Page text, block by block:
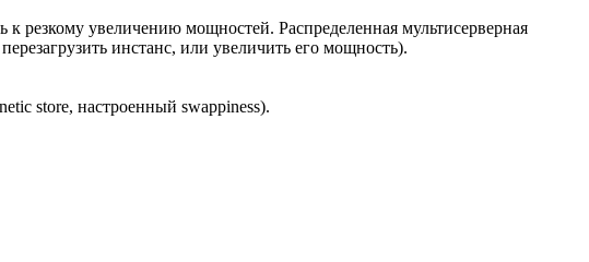
резкому увеличению мощностей. Распределенная мультисерверная
инстанс, или увеличить его мощность).
store, настроенный swappiness).